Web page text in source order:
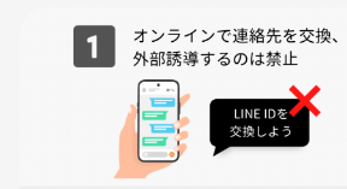
場合は、参加をお断りすることもございま